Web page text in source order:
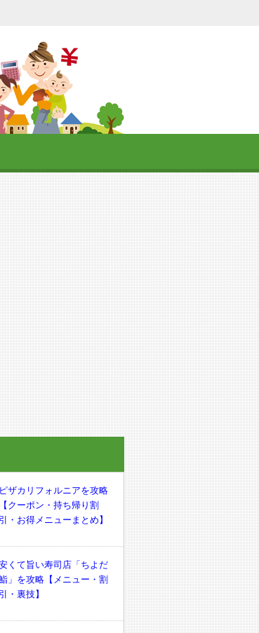
ピザカリフォルニアを攻略
【クーポン・持ち帰り割
引・お得メニューまとめ】
くて旨い寿司店「ちよだ
」を攻略【メニュー・割
引・裏技】